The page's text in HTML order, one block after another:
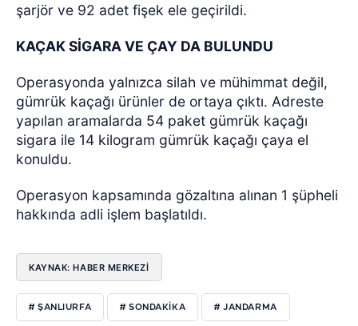
şarjör ve 92 adet fişek ele geçirildi.
KAÇAK SİGARA VE ÇAY DA BULUNDU
Operasyonda yalnızca silah ve mühimmat değil,
gümrük kaçağı ürünler de ortaya çıktı. Adreste
yapılan aramalarda 54 paket gümrük kaçağı
sigara ile 14 kilogram gümrük kaçağı çaya el
konuldu.
Operasyon kapsamında gözaltına alınan 1 şüpheli
hakkında adli işlem başlatıldı.
KAYNAK: HABER MERKEZİ
# ŞANLIURFA # SONDAKIKA # JANDARMA